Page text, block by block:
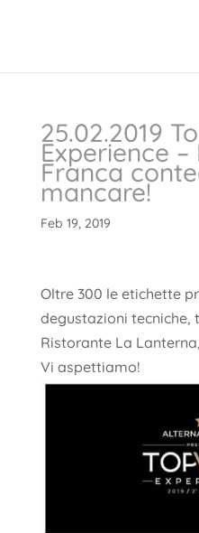
25.02.2019
Experience –
Franca
mancare!
Feb 19, 2019
Oltre 300 le etichette
degustazioni tecniche,
Ristorante La
Vi aspettiamo!